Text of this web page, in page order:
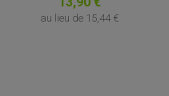
au lieu de 15,44 €